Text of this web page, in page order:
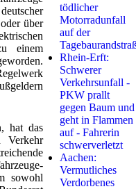
über
einem
hat das
Verkehr
sowohl
tödlicher
Motorradunfall
auf der
Rhein-Erft:
Schwerer
Verkehrsunfall -
PKW prallt
gegen Baum und
geht in Flammen
auf - Fahrerin
schwerverletzt
Aachen:
Vermutliches
Verdorbenes